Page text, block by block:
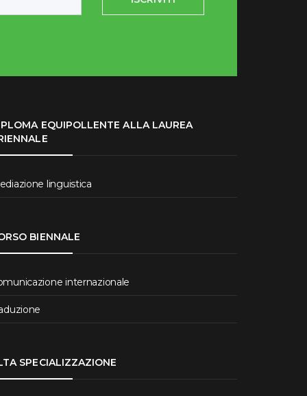
EQUIPOLLENTE ALLA LAUREA
linguistica
BIENNALE
internazionale
SPECIALIZZAZIONE